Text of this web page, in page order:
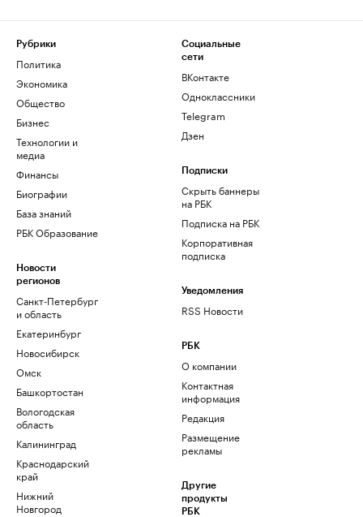
Рубрики
Политика
Экономика
Общество
Бизнес
Технологии и
медиа
Финансы
Биографии
База знаний
РБК Образование
Новости
регионов
Санкт-Петербург
и область
Екатеринбург
Новосибирск
Омск
Башкортостан
Вологодская
область
Калининград
Краснодарский
край
Нижний
Новгород
Социальные
сети
ВКонтакте
Одноклассники
Telegram
Дзен
Подписки
Скрыть баннеры
на РБК
Подписка на РБК
Корпоративная
подписка
Уведомления
RSS Новости
РБК
О компании
Контактная
информация
Редакция
Размещение
рекламы
Другие
продукты
РБК